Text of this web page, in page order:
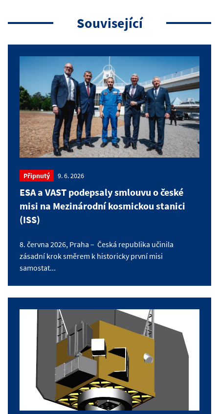
Související
Připnutý 9. 6. 2026
ESA a VAST podepsaly smlouvu o české
misi na Mezinárodní kosmickou stanici
(ISS)
8. června 2026, Praha – Česká republika učinila
zásadní krok směrem k historicky první misi
samostat...